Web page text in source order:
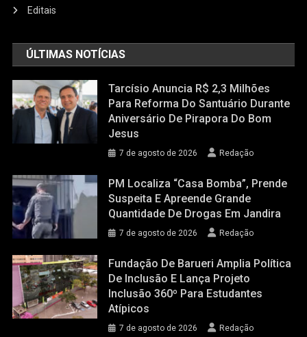
Editais
ÚLTIMAS NOTÍCIAS
Tarcísio Anuncia R$ 2,3 Milhões
Para Reforma Do Santuário Durante
Aniversário De Pirapora Do Bom
Jesus
7 de agosto de 2026 Redação
PM Localiza “casa Bomba”, Prende
Suspeita E Apreende Grande
Quantidade De Drogas Em Jandira
7 de agosto de 2026 Redação
Fundação De Barueri Amplia Política
De Inclusão E Lança Projeto
Inclusão 360º Para Estudantes
Atípicos
7 de agosto de 2026 Redação